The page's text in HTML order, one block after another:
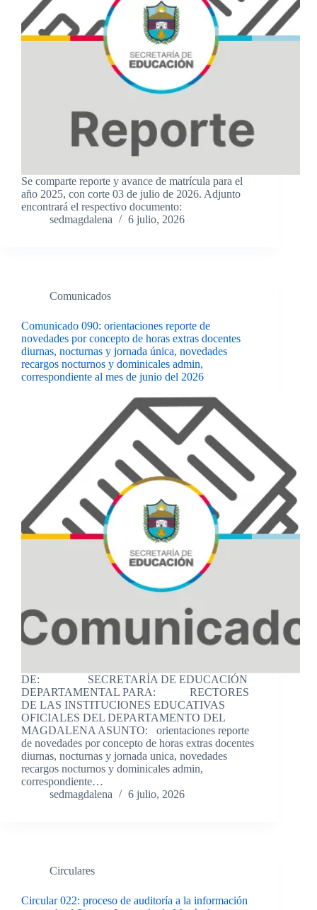
Se comparte reporte y avance de matrícula para el
año 2025, con corte 03 de julio de 2026. Adjunto
encontrará el respectivo documento:
sedmagdalena
6 julio, 2026
Comunicados
Comunicado 090: orientaciones reporte de
novedades por concepto de horas extras docentes
diurnas, nocturnas y jornada única, novedades
recargos nocturnos y dominicales admin,
correspondiente al mes de junio del 2026
DE: SECRETARÍA DE EDUCACIÓN
DEPARTAMENTAL PARA: RECTORES
DE LAS INSTITUCIONES EDUCATIVAS
OFICIALES DEL DEPARTAMENTO DEL
MAGDALENA ASUNTO: orientaciones reporte
de novedades por concepto de horas extras docentes
diurnas, nocturnas y jornada unica, novedades
recargos nocturnos y dominicales admin,
correspondiente…
sedmagdalena
6 julio, 2026
Circulares
Circular 022: proceso de auditoría a la información